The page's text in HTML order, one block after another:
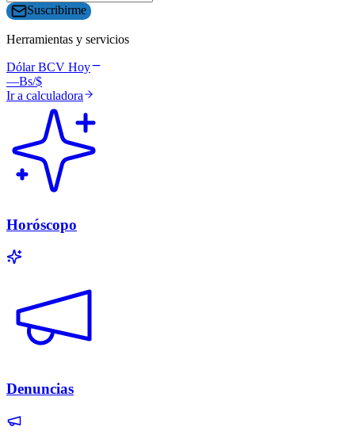
Suscribirme
Herramientas y servicios
Dólar BCV Hoy
—Bs/$
Ir a calculadora
Horóscopo
Denuncias